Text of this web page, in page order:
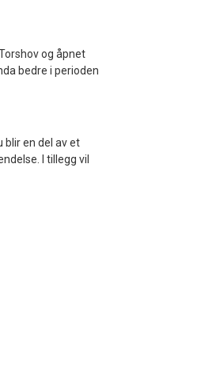
og åpnet
bedre i perioden
blir en del av et
I tillegg vil